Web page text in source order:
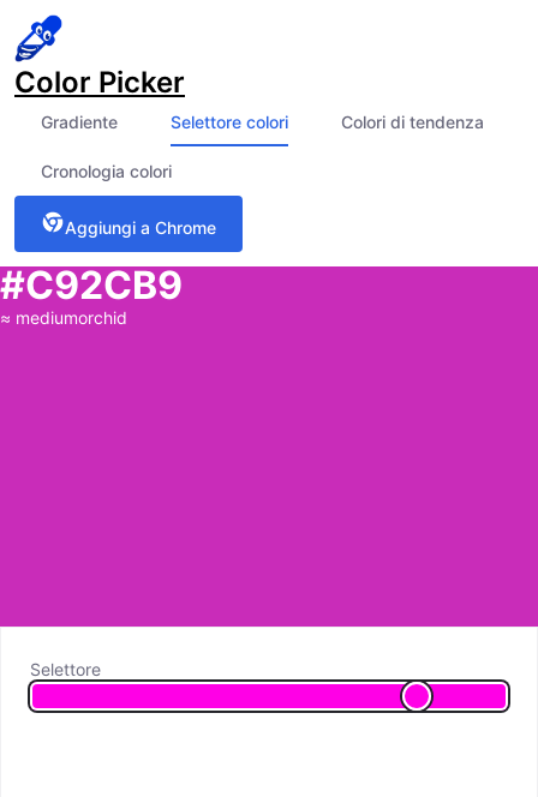
Color Picker
Gradiente Selettore colori Colori di tendenza
Cronologia colori
Aggiungi a Chrome
#C92CB9
≈ mediumorchid
Selettore